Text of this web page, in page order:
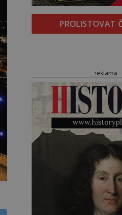
PROLISTOVAT
reklama